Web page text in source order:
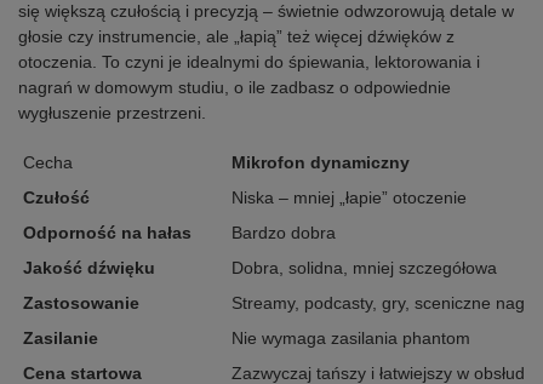
się większą czułością i precyzją – świetnie odwzorowują detale w
głosie czy instrumencie, ale „łapią” też więcej dźwięków z
otoczenia. To czyni je idealnymi do śpiewania, lektorowania i
nagrań w domowym studiu, o ile zadbasz o odpowiednie
wygłuszenie przestrzeni.
Cecha
Mikrofon dynamiczny
Czułość
Niska – mniej „łapie” otoczenie
Odporność na hałas
Bardzo dobra
Jakość dźwięku
Dobra, solidna, mniej szczegółowa
Zastosowanie
Streamy, podcasty, gry, sceniczne
Zasilanie
Nie wymaga zasilania phantom
Cena startowa
Zazwyczaj tańszy i łatwiejszy w obsłudze